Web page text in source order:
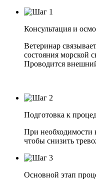
Консультация и
Ветеринар
состояния морской
Проводится
Подготовка к
При необходимости
чтобы снизить
Основной этап